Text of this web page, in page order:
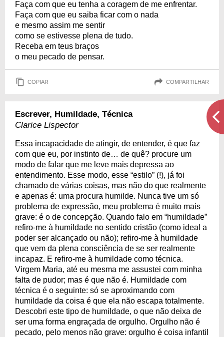
Faça com que eu tenha a coragem de me enfrentar.
Faça com que eu saiba ficar com o nada
e mesmo assim me sentir
como se estivesse plena de tudo.
Receba em teus braços
o meu pecado de pensar.
COPIAR COMPARTILHAR
Escrever, Humildade, Técnica
Clarice Lispector
Essa incapacidade de atingir, de entender, é que faz
com que eu, por instinto de… de quê? procure um
modo de falar que me leve mais depressa ao
entendimento. Esse modo, esse “estilo” (!), já foi
chamado de várias coisas, mas não do que realmente
e apenas é: uma procura humilde. Nunca tive um só
problema de expressão, meu problema é muito mais
grave: é o de concepção. Quando falo em “humildade”
refiro-me à humildade no sentido cristão (como ideal a
poder ser alcançado ou não); refiro-me à humildade
que vem da plena consciência de se ser realmente
incapaz. E refiro-me à humildade como técnica.
Virgem Maria, até eu mesma me assustei com minha
falta de pudor; mas é que não é. Humildade com
técnica é o seguinte: só se aproximando com
humildade da coisa é que ela não escapa totalmente.
Descobri este tipo de humildade, o que não deixa de
ser uma forma engraçada de orgulho. Orgulho não é
pecado, pelo menos não grave: orgulho é coisa infantil